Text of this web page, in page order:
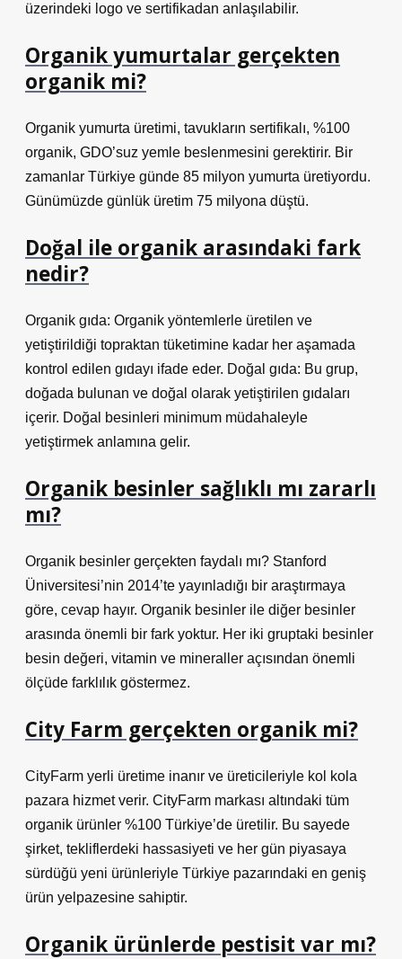
üzerindeki logo ve sertifikadan anlaşılabilir.
Organik yumurtalar gerçekten
organik mi?
Organik yumurta üretimi, tavukların sertifikalı, %100
organik, GDO’suz yemle beslenmesini gerektirir. Bir
zamanlar Türkiye günde 85 milyon yumurta üretiyordu.
Günümüzde günlük üretim 75 milyona düştü.
Doğal ile organik arasındaki fark
nedir?
Organik gıda: Organik yöntemlerle üretilen ve
yetiştirildiği topraktan tüketimine kadar her aşamada
kontrol edilen gıdayı ifade eder. Doğal gıda: Bu grup,
doğada bulunan ve doğal olarak yetiştirilen gıdaları
içerir. Doğal besinleri minimum müdahaleyle
yetiştirmek anlamına gelir.
Organik besinler sağlıklı mı zararlı
mı?
Organik besinler gerçekten faydalı mı? Stanford
Üniversitesi’nin 2014’te yayınladığı bir araştırmaya
göre, cevap hayır. Organik besinler ile diğer besinler
arasında önemli bir fark yoktur. Her iki gruptaki besinler
besin değeri, vitamin ve mineraller açısından önemli
ölçüde farklılık göstermez.
City Farm gerçekten organik mi?
CityFarm yerli üretime inanır ve üreticileriyle kol kola
pazara hizmet verir. CityFarm markası altındaki tüm
organik ürünler %100 Türkiye’de üretilir. Bu sayede
şirket, tekliflerdeki hassasiyeti ve her gün piyasaya
sürdüğü yeni ürünleriyle Türkiye pazarındaki en geniş
ürün yelpazesine sahiptir.
Organik ürünlerde pestisit var mı?